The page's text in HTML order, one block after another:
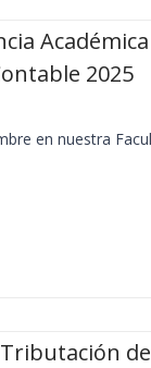
2025
en nuestra